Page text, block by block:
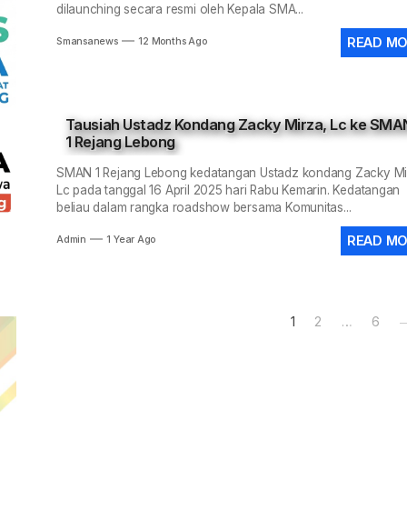
dilaunching secara resmi oleh Kepala SMA...
Smansanews 12 Months Ago READ
Tausiah Ustadz Kondang Zacky Mirza, Lc ke
1 Rejang Lebong
SMAN 1 Rejang Lebong kedatangan Ustadz kondang Zacky
Lc pada tanggal 16 April 2025 hari Rabu Kemarin. Kedatangan
beliau dalam rangka roadshow bersama Komunitas...
Admin 1 Year Ago READ
1 2 … 6